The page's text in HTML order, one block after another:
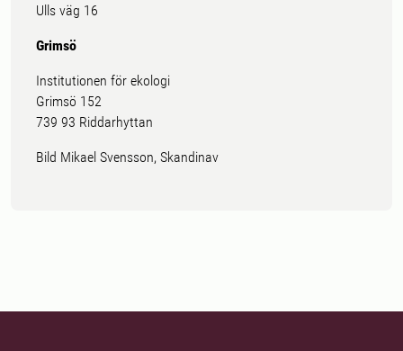
Ulls väg 16
Grimsö
Institutionen för ekologi
Grimsö 152
739 93 Riddarhyttan
Bild Mikael Svensson, Skandinav